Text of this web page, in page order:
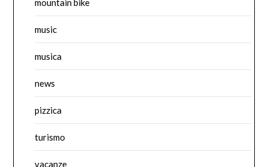
mountain bike
music
musica
news
pizzica
turismo
vacanze